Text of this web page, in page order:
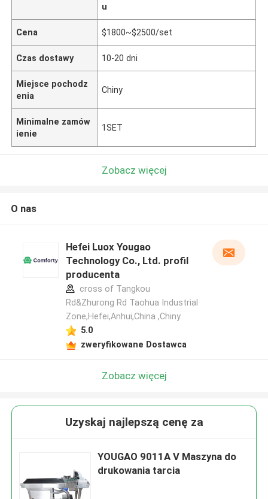
u
Cena $1800~$2500/set
Czas dostawy 10-20 dni
Miejsce pochodz
enia
Chiny
Minimalne zamów
ienie
1SET
Zobacz więcej
O nas
Hefei Luox Yougao
Technology Co., Ltd. profil
producenta
cross of Tangkou
Rd&Zhurong Rd Taohua Industrial
Zone,Hefei,Anhui,China ,Chiny
5.0
zweryfikowane Dostawca
Zobacz więcej
Uzyskaj najlepszą cenę za
YOUGAO 9011A V Maszyna do
drukowania tarcia